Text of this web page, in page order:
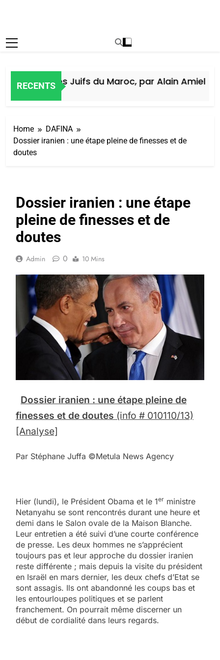
RECENTS
Histoire des Juifs du Maroc, par Alain Amiel
Home
DAFINA
Dossier iranien : une étape pleine de finesses et de
doutes
Dossier iranien : une étape
pleine de finesses et de
doutes
Admin 0 10 Mins
Dossier iranien : une étape pleine de
finesses et de doutes (info # 010110/13)
[Analyse]
Par Stéphane Juffa ©Metula News Agency
Hier (lundi), le Président Obama et le 1er ministre
Netanyahu se sont rencontrés durant une heure et
demi dans le Salon ovale de la Maison Blanche.
Leur entretien a été suivi d’une courte conférence
de presse. Les deux hommes ne s’apprécient
toujours pas et leur approche du dossier iranien
reste différente ; mais depuis la visite du président
en Israël en mars dernier, les deux chefs d’Etat se
sont assagis. Ils ont abandonné les coups bas et
les entourloupes politiques et se parlent
franchement. On pourrait même discerner un
début de cordialité dans leurs regards.